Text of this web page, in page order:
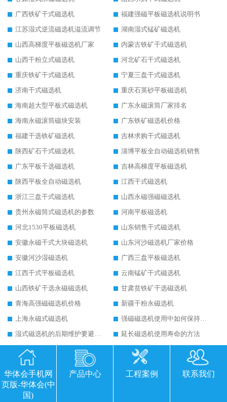
广西铁矿干式磁选机
福建强磁平板磁选机说明书
江苏湿式逆流磁选机溢流调节
湖南湿式锰矿磁选机
山西高梯度平板磁选机厂家
内蒙古铁矿干式磁选机
山西干粉立式磁选机
河北矿石干式磁选机
重庆铁矿干式磁选机
宁夏三盘干式磁选机
济南干式磁选机
重庆石英砂平板磁选机
海南超大型平板式磁选机
广东永磁滚筒厂家排名
海南永磁滚筒磁块安装
广东铁矿磁选机价格
福建干选铁矿磁选机
吉林求购干式磁选机
陕西矿石干式磁选机
淄博平板全自动磁选机销售
广东平板干选磁选机
吉林高梯度平板磁选机
陕西平板全自动磁选机
江西干式磁选机
浙江三盘干式磁选机
山西永磁强磁磁选机
贵州永磁筒式磁选机的参数
河南平板磁选机
河北1530平板磁选机
山东销售干式磁选机
安徽永磁干式大块磁选机
山东河沙磁选机厂家价格
安徽河沙湿磁选机
广西三盘平板磁选机
江西干式平板磁选机
云南锰矿干式磁选机
山西铁矿干选永磁磁选机
甘肃贫铁矿干选磁选机
青海高强磁磁选机价格
新疆干粉永磁选机
上海永磁式磁选机
强磁磁选机使用中如何保持其顺畅运行
湿式磁选机的后期维护要避开哪些坑
延长磁选机使用寿命的方法
干式磁选机的技术标准有哪些
山西永磁筒式磁选机华体会手机网页版-华体会(中国)
平板磁选机运行视频
山东辊式磁选机原理
永磁高梯度平板磁选机
涡电流金属分选机的原理
干式磁选机多少钱
华体会手机网
页版-华体会(中
国)
产品中心 工程案例 联系我们